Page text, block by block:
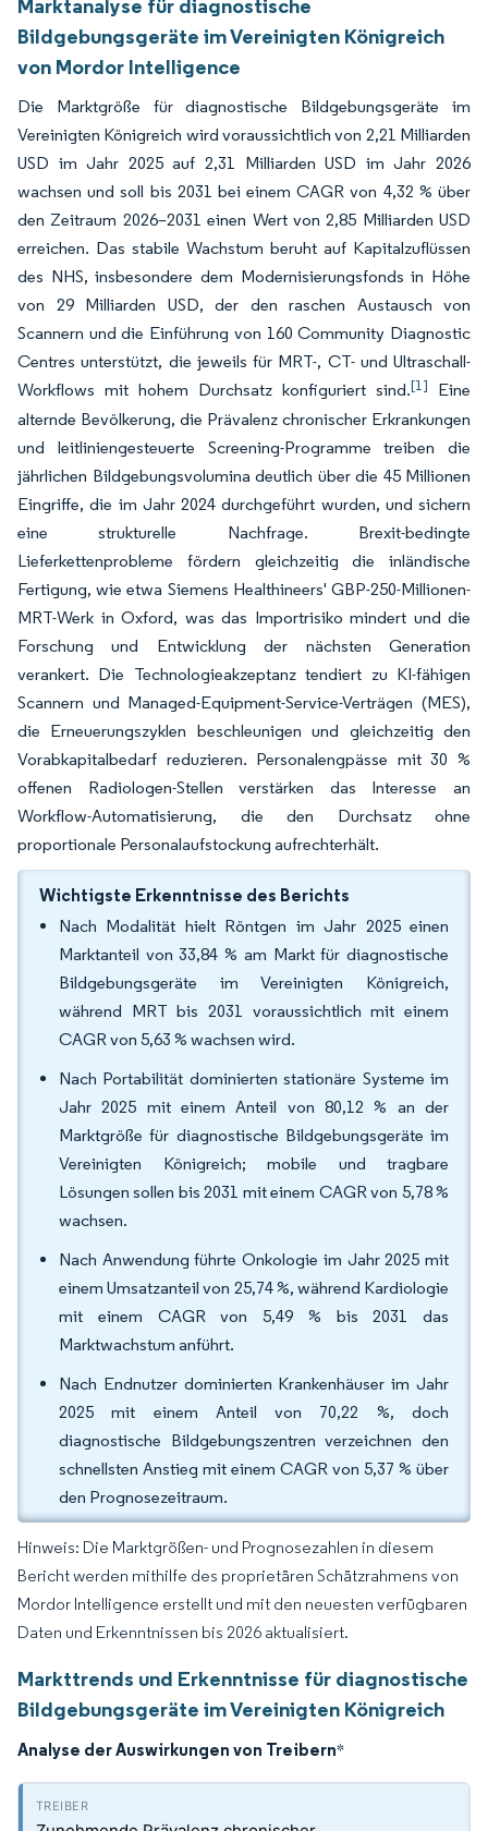
Marktanalyse für diagnostische
Bildgebungsgeräte im Vereinigten Königreich
von Mordor Intelligence
Die Marktgröße für diagnostische Bildgebungsgeräte im
Vereinigten Königreich wird voraussichtlich von 2,21 Milliarden
USD im Jahr 2025 auf 2,31 Milliarden USD im Jahr 2026
wachsen und soll bis 2031 bei einem CAGR von 4,32 % über
den Zeitraum 2026–2031 einen Wert von 2,85 Milliarden USD
erreichen. Das stabile Wachstum beruht auf Kapitalzuflüssen
des NHS, insbesondere dem Modernisierungsfonds in Höhe
von 29 Milliarden USD, der den raschen Austausch von
Scannern und die Einführung von 160 Community Diagnostic
Centres unterstützt, die jeweils für MRT-, CT- und Ultraschall-
Workflows mit hohem Durchsatz konfiguriert sind.[1]
Eine
alternde Bevölkerung, die Prävalenz chronischer Erkrankungen
und leitliniengesteuerte Screening-Programme treiben die
jährlichen Bildgebungsvolumina deutlich über die 45 Millionen
Eingriffe, die im Jahr 2024 durchgeführt wurden, und sichern
eine strukturelle Nachfrage. Brexit-bedingte
Lieferkettenprobleme fördern gleichzeitig die inländische
Fertigung, wie etwa Siemens Healthineers' GBP-250-Millionen-
MRT-Werk in Oxford, was das Importrisiko mindert und die
Forschung und Entwicklung der nächsten Generation
verankert. Die Technologieakzeptanz tendiert zu KI-fähigen
Scannern und Managed-Equipment-Service-Verträgen (MES),
die Erneuerungszyklen beschleunigen und gleichzeitig den
Vorabkapitalbedarf reduzieren. Personalengpässe mit 30 %
offenen Radiologen-Stellen verstärken das Interesse an
Workflow-Automatisierung, die den Durchsatz ohne
proportionale Personalaufstockung aufrechterhält.
Wichtigste Erkenntnisse des Berichts
Nach Modalität hielt Röntgen im Jahr 2025 einen
Marktanteil von 33,84 % am Markt für diagnostische
Bildgebungsgeräte im Vereinigten Königreich,
während MRT bis 2031 voraussichtlich mit einem
CAGR von 5,63 % wachsen wird.
Nach Portabilität dominierten stationäre Systeme im
Jahr 2025 mit einem Anteil von 80,12 % an der
Marktgröße für diagnostische Bildgebungsgeräte im
Vereinigten Königreich; mobile und tragbare
Lösungen sollen bis 2031 mit einem CAGR von 5,78 %
wachsen.
Nach Anwendung führte Onkologie im Jahr 2025 mit
einem Umsatzanteil von 25,74 %, während Kardiologie
mit einem CAGR von 5,49 % bis 2031 das
Marktwachstum anführt.
Nach Endnutzer dominierten Krankenhäuser im Jahr
2025 mit einem Anteil von 70,22 %, doch
diagnostische Bildgebungszentren verzeichnen den
schnellsten Anstieg mit einem CAGR von 5,37 % über
den Prognosezeitraum.
Hinweis: Die Marktgrößen- und Prognosezahlen in diesem
Bericht werden mithilfe des proprietären Schätzrahmens von
Mordor Intelligence erstellt und mit den neuesten verfügbaren
Daten und Erkenntnissen bis 2026 aktualisiert.
Markttrends und Erkenntnisse für diagnostische
Bildgebungsgeräte im Vereinigten Königreich
Analyse der Auswirkungen von Treibern*